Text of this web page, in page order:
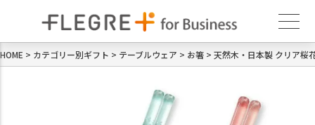
HOME カテゴリー別ギフト テーブルウェア お箸 天然木・日本製 クリア桜